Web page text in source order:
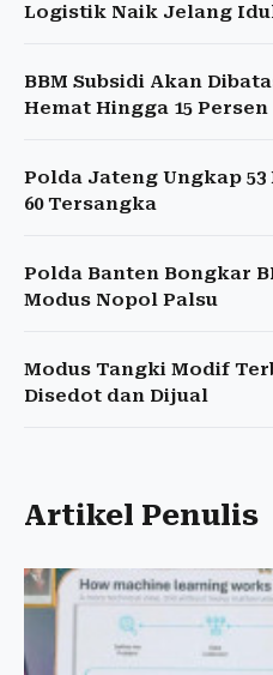
Logistik Naik Jelang
BBM Subsidi Akan
Hemat Hingga 15 Persen
Polda Jateng Ungkap 53
60 Tersangka
Polda Banten Bongkar
Modus Nopol Palsu
Modus Tangki Modif
Disedot dan Dijual
Artikel Penulis